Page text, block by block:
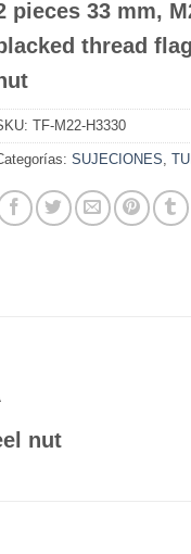
pieces 33 mm,
blacked thread
TF-M22-H3330
SUJECIONES
nut